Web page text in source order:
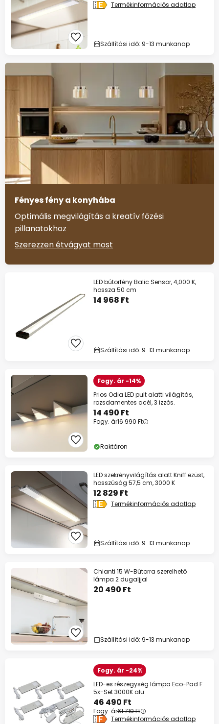
Termékinformációs adatlap
Szállítási idő: 9-13 munkanap
Fényes fény a konyhába
Optimális megvilágítás a kreatív főzési
pillanatokhoz
Szerezzen étvágyat most
LED bútorfény Balic Sensor, 4,000 K,
hossza 50 cm
14 968 Ft
Szállítási idő: 9-13 munkanap
Fogy. ár -14%
Prios Odia LED pult alatti világítás,
rozsdamentes acél, 3 izzós.
14 490 Ft
Fogy. ár16 990 Ft
Raktáron
LED szekrényvilágítás alatt Kniff ezüst,
hosszúság 57,5 cm, 3000 K
12 829 Ft
Termékinformációs adatlap
Szállítási idő: 9-13 munkanap
Chianti 15 W-Bútorra szerelhető
lámpa 2 dugaljjal
20 490 Ft
Szállítási idő: 9-13 munkanap
Fogy. ár -24%
LED-es részegység lámpa Eco-Pad F
5x-Set 3000K alu
46 490 Ft
Fogy. ár61 710 Ft
Termékinformációs adatlap